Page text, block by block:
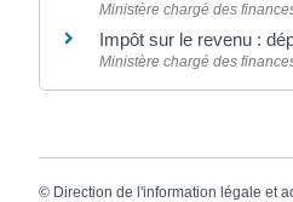
Ministère chargé des
Impôt sur le revenu :
Ministère chargé des
© Direction de l'information légale et